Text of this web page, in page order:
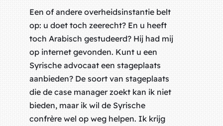
Een of andere overheidsinstantie belt
op: u doet toch zeerecht? En u heeft
toch Arabisch gestudeerd? Hij had mij
op internet gevonden. Kunt u een
Syrische advocaat een stageplaats
aanbieden? De soort van stageplaats
die decase managerzoekt kan ik niet
bieden, maar ik wil de Syrische
confrère wel op weg helpen. Ik krijg